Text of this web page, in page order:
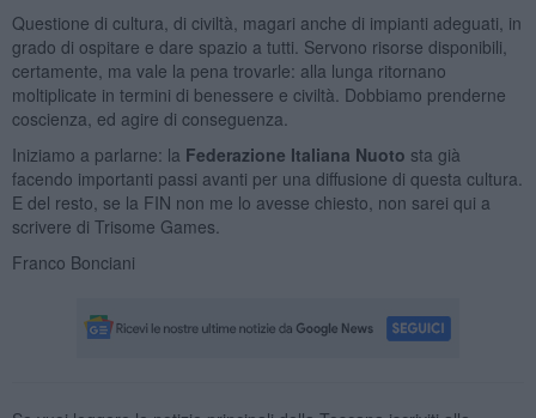
Questione di cultura, di civiltà, magari anche di impianti adeguati, in
grado di ospitare e dare spazio a tutti. Servono risorse disponibili,
certamente, ma vale la pena trovarle: alla lunga ritornano
moltiplicate in termini di benessere e civiltà. Dobbiamo prenderne
coscienza, ed agire di conseguenza.
Iniziamo a parlarne: la Federazione Italiana Nuoto sta già
facendo importanti passi avanti per una diffusione di questa cultura.
E del resto, se la FIN non me lo avesse chiesto, non sarei qui a
scrivere di Trisome Games.
Franco Bonciani